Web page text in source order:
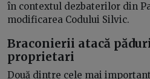
în contextul dezbaterilor din
modificarea Codului Silvic.
Braconierii atacă
proprietari
Două dintre cele mai